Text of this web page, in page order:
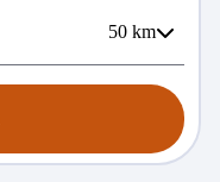
50 km